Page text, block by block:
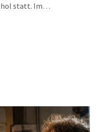
statt. Im…